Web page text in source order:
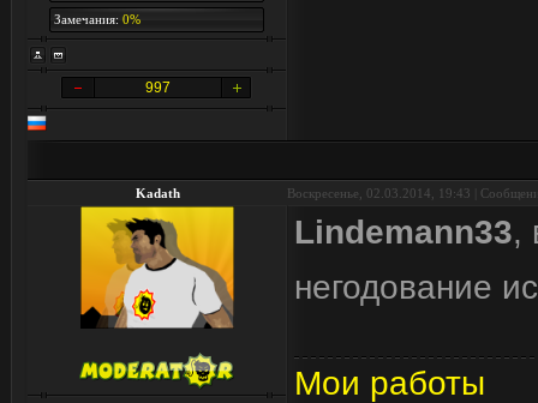
Замечания: 0%
997
Kadath Воскресенье, 02.03.2014, 19:43 |
Lindemann33,
негодование
Мои работы